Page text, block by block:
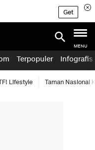
Get
MENU
Terpopuler Infografis
Lifestyle Taman Nasional